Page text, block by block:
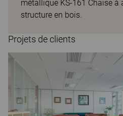
métallique KS-161 Chaise à
structure en bois.
Projets de clients